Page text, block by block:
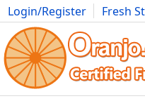
Login/Register Fresh
Movies Anime Music